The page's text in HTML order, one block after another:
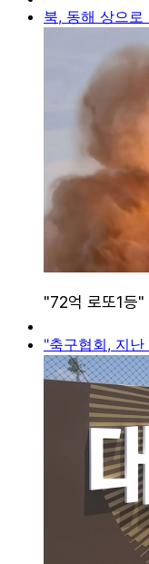
북, 동해 상으
"축구협회, 지